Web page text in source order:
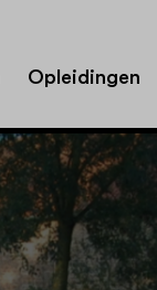
Opleidingen